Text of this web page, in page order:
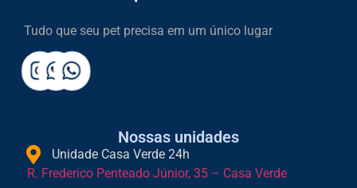
Tudo que seu pet precisa em um único lugar
Nossas unidades
Unidade Casa Verde 24h
R. Frederico Penteado Júnior, 35 – Casa Verde